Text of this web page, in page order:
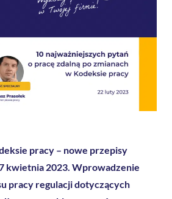
pracy – nowe przepisy
kwietnia 2023. Wprowadzenie
pracy regulacji dotyczących